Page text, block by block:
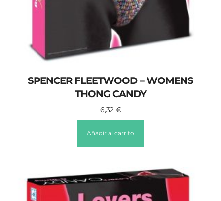
SPENCER FLEETWOOD – WOMENS
THONG CANDY
6,32 €
Añadir al carrito